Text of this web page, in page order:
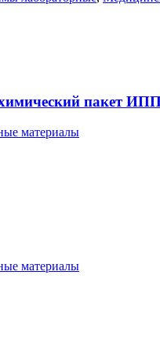
пакет
материалы
материалы